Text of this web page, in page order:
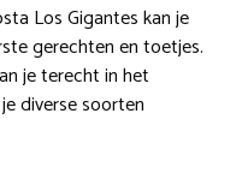
Los Gigantes kan je
gerechten en toetjes.
je terecht in het
diverse soorten